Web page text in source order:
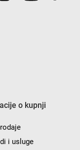
o kupnji
i usluge